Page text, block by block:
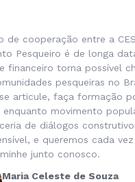
de cooperação entre a
Pesqueiro é de longa
financeiro torna possível
pesqueiras no
articule, faça formação
enquanto movimento
de diálogos
e queremos cada
junto conosco.
Maria Celeste de Souza